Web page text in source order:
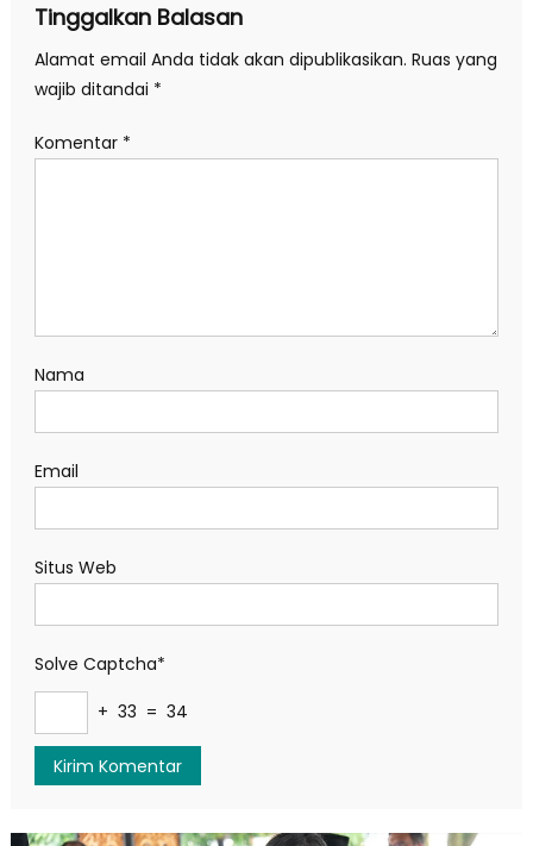
Tinggalkan Balasan
Alamat email Anda tidak akan dipublikasikan. Ruas yang
wajib ditandai *
Komentar *
Nama
Email
Situs Web
Solve Captcha*
+ 33 = 34